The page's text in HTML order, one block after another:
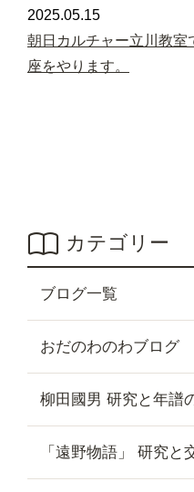
2025.05.15
朝日カルチャー立川教室
座をやります。
カテゴリー
ブログ一覧
おだのわのわブログ
柳田國男 研究と年譜
「遠野物語」 研究と